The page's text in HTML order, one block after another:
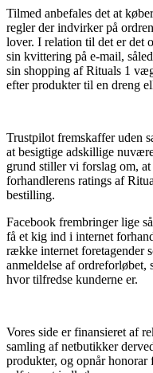
Tilmed anbefales det at
regler der indvirker på
lover. I relation til det er det
sin kvittering på e-mail,
sin shopping af Rituals 1
efter produkter til en dreng
Trustpilot fremskaffer uden
at besigtige adskillige
grund stiller vi forslag om,
forhandlerens ratings af
bestilling.
Facebook frembringer lige
få et kig ind i internet
række internet foretagender
anmeldelse af
hvor tilfredse kunderne er.
Vores side er finansieret af
samling af netbutikker
produkter, og opnår honorar